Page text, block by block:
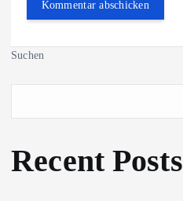
Suchen
Recent Posts